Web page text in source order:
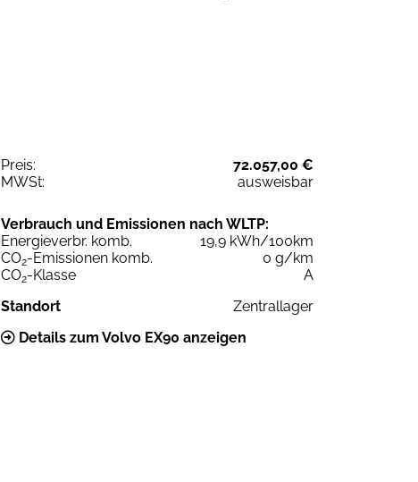
Preis:
72.057,00 €
MWSt:
ausweisbar
Verbrauch und Emissionen nach WLTP:
Energieverbr. komb.
19,9 kWh/100km
CO2-Emissionen komb.
0 g/km
CO2-Klasse
A
Standort
Zentrallager
Details zum Volvo EX90 anzeigen